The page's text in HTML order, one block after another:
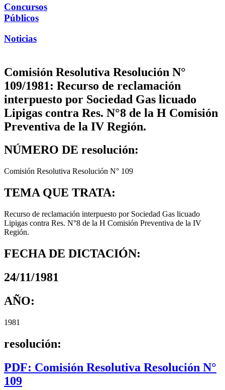
Concursos
Públicos
Noticias
Comisión Resolutiva Resolución N°
109/1981: Recurso de reclamación
interpuesto por Sociedad Gas licuado
Lipigas contra Res. N°8 de la H Comisión
Preventiva de la IV Región.
NÚMERO DE resolución:
Comisión Resolutiva Resolución N° 109
TEMA QUE TRATA:
Recurso de reclamación interpuesto por Sociedad Gas licuado
Lipigas contra Res. N°8 de la H Comisión Preventiva de la IV
Región.
FECHA DE DICTACIÓN:
24/11/1981
AÑO:
1981
resolución:
PDF: Comisión Resolutiva Resolución N°
109